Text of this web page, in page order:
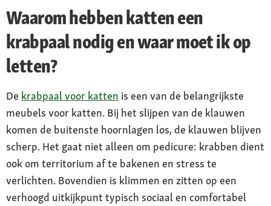
Waarom hebben katten een
krabpaal nodig en waar moet ik op
letten?
De krabpaal voor katten is een van de belangrijkste
meubels voor katten. Bij het slijpen van de klauwen
komen de buitenste hoornlagen los, de klauwen blijven
scherp. Het gaat niet alleen om pedicure: krabben dient
ook om territorium af te bakenen en stress te
verlichten. Bovendien is klimmen en zitten op een
verhoogd uitkijkpunt typisch sociaal en comfortabel